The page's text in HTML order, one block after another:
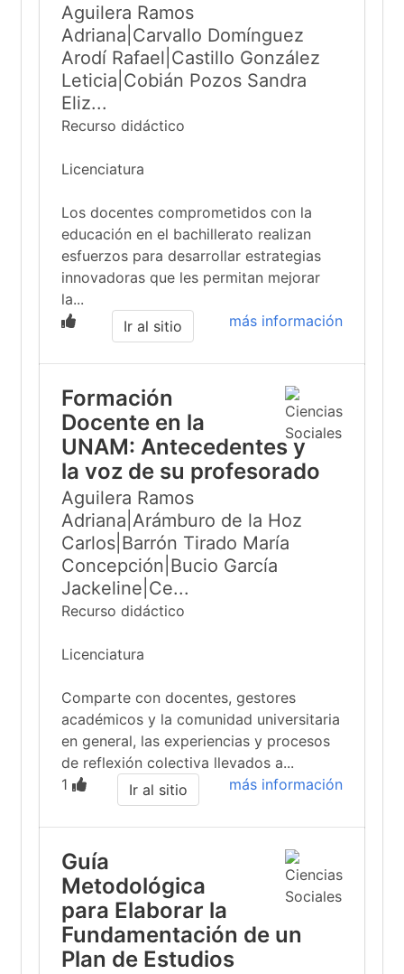
Aguilera Ramos
Adriana|Carvallo Domínguez
Arodí Rafael|Castillo González
Leticia|Cobián Pozos Sandra
Eliz...
Recurso didáctico
Licenciatura
Los docentes comprometidos con la
educación en el bachillerato realizan
esfuerzos para desarrollar estrategias
innovadoras que les permitan mejorar
la...
más información
Ir al sitio
Formación
Docente en la
UNAM: Antecedentes y
la voz de su profesorado
Aguilera Ramos
Adriana|Arámburo de la Hoz
Carlos|Barrón Tirado María
Concepción|Bucio García
Jackeline|Ce...
Recurso didáctico
Licenciatura
Comparte con docentes, gestores
académicos y la comunidad universitaria
en general, las experiencias y procesos
de reflexión colectiva llevados a...
1
más información
Ir al sitio
Guía
Metodológica
para Elaborar la
Fundamentación de un
Plan de Estudios